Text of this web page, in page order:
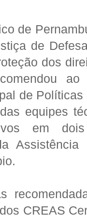
de
de
dos
de
equipes
em
CREAS